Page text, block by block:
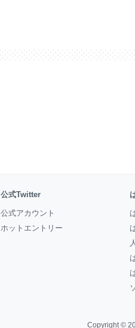
公式Twitter
公式アカウント
ホットエントリー
Copyright ©